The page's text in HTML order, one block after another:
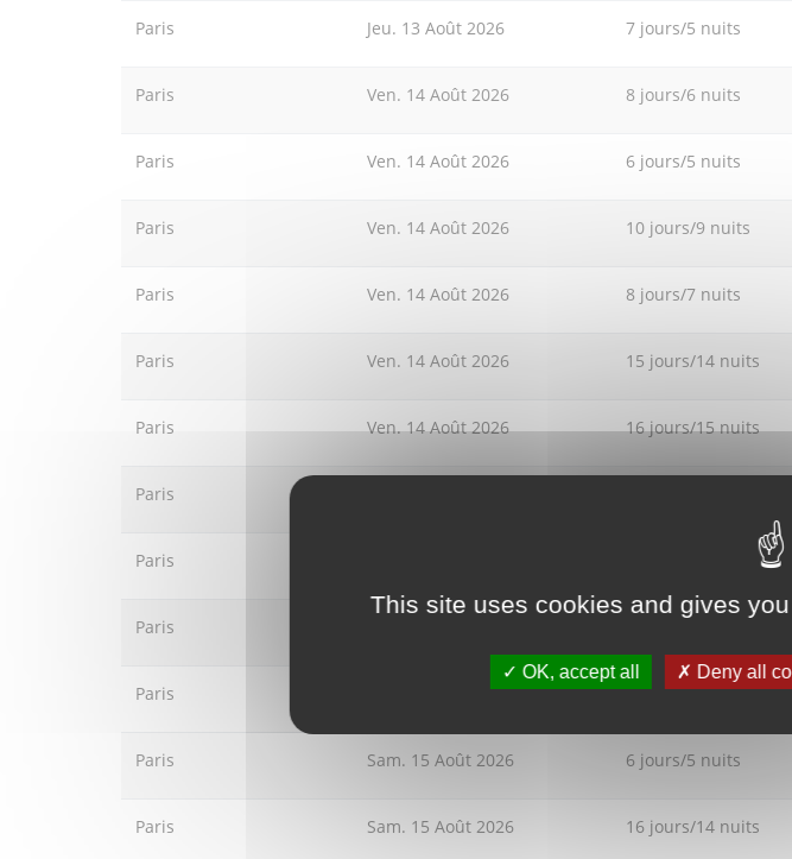
Paris Jeu. 13 Août 2026 7 jours/5 nuits
Paris Ven. 14 Août 2026 8 jours/6 nuits
Paris Ven. 14 Août 2026 6 jours/5 nuits
Paris Ven. 14 Août 2026 10 jours/9 nuits
Paris Ven. 14 Août 2026 8 jours/7 nuits
Paris Ven. 14 Août 2026 15 jours/14 nuits
Paris Ven. 14 Août 2026 16 jours/15 nuits
Paris
Paris
Paris
Paris Sam. 15 Août 2026 11 jours/9 nuits
Paris Sam. 15 Août 2026 6 jours/5 nuits
Paris Sam. 15 Août 2026 16 jours/14 nuits
This site uses cookies and gives
OK, accept all Deny all